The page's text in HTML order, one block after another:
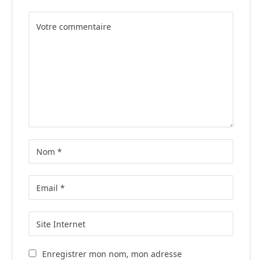
Enregistrer mon nom, mon adresse